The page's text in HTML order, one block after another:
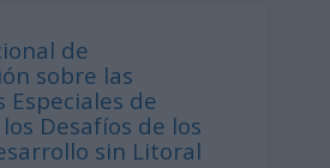
de
sobre las
Especiales de
Desafíos de los
sin Litoral